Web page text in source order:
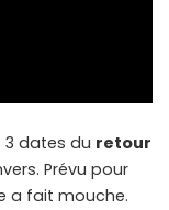
3 dates du retour
Prévu pour
a fait mouche.